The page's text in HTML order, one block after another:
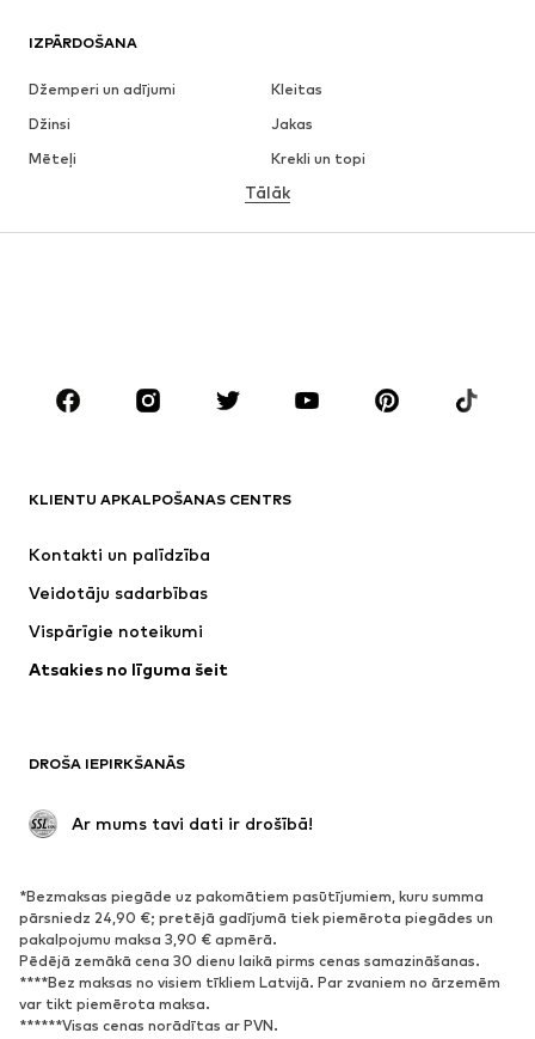
IZPĀRDOŠANA
Džemperi un adījumi
Kleitas
Džinsi
Jakas
Mēteļi
Krekli un topi
Apakšveļa
Svārki
Blūzes un tunikas
Aksesuāri
Premium
Jaunumi
Šobrīd populāri
Apakšveļa
Mēteļi
Svinības
Ekskluzīvi
APAVI
Jaunumi
Šobrīd populāri
Brīvā laika apavi
Puszābaki
Augstpapēžu apavi
Zābaki
Tālāk
KLIENTU APKALPOŠANAS CENTRS
Kontakti un palīdzība
Veidotāju sadarbības
Vispārīgie noteikumi
Atsakies no līguma šeit
DROŠA IEPIRKŠANĀS
Ar mums tavi dati ir drošībā!
*Bezmaksas piegāde uz pakomātiem pasūtījumiem, kuru summa
pārsniedz 24,90 €; pretējā gadījumā tiek piemērota piegādes un
pakalpojumu maksa 3,90 € apmērā.
Pēdējā zemākā cena 30 dienu laikā pirms cenas samazināšanas.
****Bez maksas no visiem tīkliem Latvijā. Par zvaniem no ārzemēm
var tikt piemērota maksa.
******Visas cenas norādītas ar PVN.